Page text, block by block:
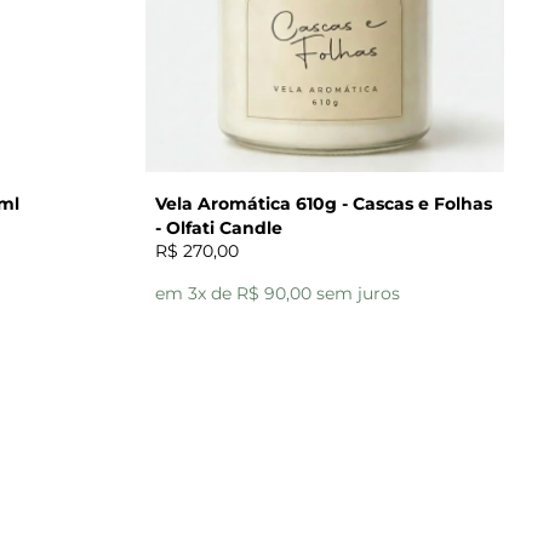
Vela Aromática 610g - Cascas e Folhas
- Olfati Candle
R$ 270,00
em 3x de R$ 90,00 sem juros